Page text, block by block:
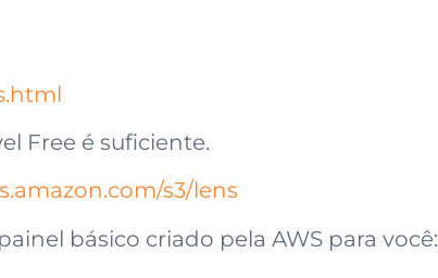
Free é suficiente.
s3/lens
básico criado pela AWS para você: